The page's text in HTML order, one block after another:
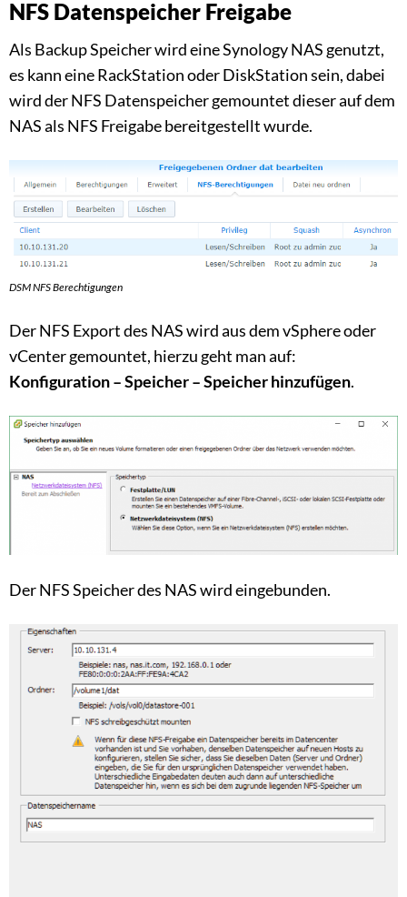
NFS Datenspeicher Freigabe
Als Backup Speicher wird eine Synology NAS genutzt,
es kann eine RackStation oder DiskStation sein, dabei
wird der NFS Datenspeicher gemountet dieser auf dem
NAS als NFS Freigabe bereitgestellt wurde.
DSM NFS Berechtigungen
Der NFS Export des NAS wird aus dem vSphere oder
vCenter gemountet, hierzu geht man auf:
Konfiguration – Speicher – Speicher hinzufügen.
Der NFS Speicher des NAS wird eingebunden.